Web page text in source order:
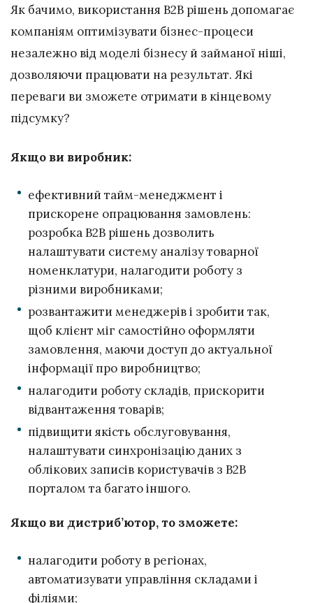
Як бачимо, використання B2B рішень допомагає
компаніям оптимізувати бізнес-процеси
незалежно від моделі бізнесу й займаної ніші,
дозволяючи працювати на результат. Які
переваги ви зможете отримати в кінцевому
підсумку?
Якщо ви виробник:
ефективний тайм-менеджмент і
прискорене опрацювання замовлень:
розробка B2B рішень дозволить
налаштувати систему аналізу товарної
номенклатури, налагодити роботу з
різними виробниками;
розвантажити менеджерів і зробити так,
щоб клієнт міг самостійно оформляти
замовлення, маючи доступ до актуальної
інформації про виробництво;
налагодити роботу складів, прискорити
відвантаження товарів;
підвищити якість обслуговування,
налаштувати синхронізацію даних з
облікових записів користувачів з B2B
порталом та багато іншого.
Якщо ви дистриб’ютор, то зможете:
налагодити роботу в регіонах,
автоматизувати управління складами і
філіями;